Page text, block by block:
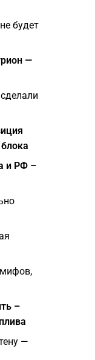
будет
—
и РФ –
–
—